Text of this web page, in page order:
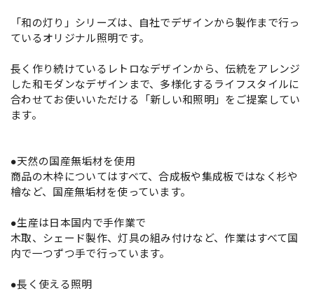
「和の灯り」シリーズは、自社でデザインから製作まで行っ
ているオリジナル照明です。
長く作り続けているレトロなデザインから、伝統をアレンジ
した和モダンなデザインまで、多様化するライフスタイルに
合わせてお使いいただける「新しい和照明」をご提案してい
ます。
●天然の国産無垢材を使用
商品の木枠についてはすべて、合成板や集成板ではなく杉や
檜など、国産無垢材を使っています。
●生産は日本国内で手作業で
木取、シェード製作、灯具の組み付けなど、作業はすべて国
内で一つずつ手で行っています。
●長く使える照明